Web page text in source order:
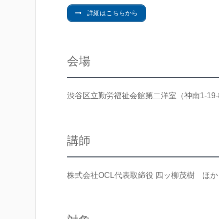
詳細はこちらから
会場
渋谷区立勤労福祉会館第二洋室（神南1-
講師
株式会社OCL代表取締役 四ッ柳茂樹 ほか